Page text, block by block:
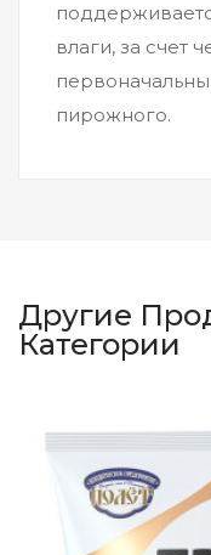
влаги, за счет
пирожного.
Другие
Категории